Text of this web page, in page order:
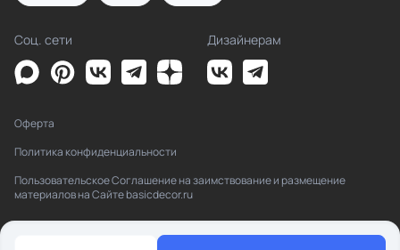
Соц. сети Дизайнерам
Оферта
Политика конфиденциальности
Пользовательское Соглашение на заимствование и размещение
материалов на Сайте basicdecor.ru